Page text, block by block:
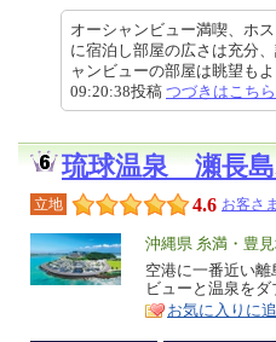
オーシャンビュー満喫、ホ
に宿泊し部屋の広さは充分
ャンビューの部屋は眺望も
09:20:38投稿 つづきはこちら
琉球温泉 瀬長
立地 4.6 お客さ
エ
リ
ア
沖縄県 糸満・豊
特
徴
空港に一番近い
ビューと温泉を
お気に入りに